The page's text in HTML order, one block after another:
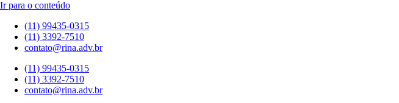
Ir para o conteúdo
(11) 99435-0315
(11) 3392-7510
contato@rina.adv.br
(11) 99435-0315
(11) 3392-7510
contato@rina.adv.br